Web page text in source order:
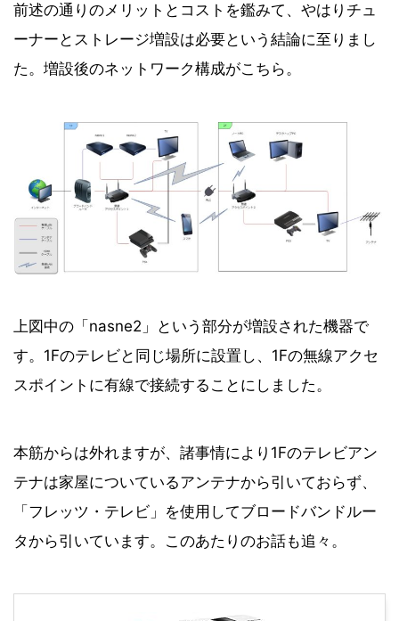
前述の通りのメリットとコストを鑑みて、やはりチュ
ーナーとストレージ増設は必要という結論に至りまし
た。増設後のネットワーク構成がこちら。
上図中の「nasne2」という部分が増設された機器で
す。1Fのテレビと同じ場所に設置し、1Fの無線アクセ
スポイントに有線で接続することにしました。
本筋からは外れますが、諸事情により1Fのテレビアン
テナは家屋についているアンテナから引いておらず、
「フレッツ・テレビ」を使用してブロードバンドルー
タから引いています。このあたりのお話も追々。